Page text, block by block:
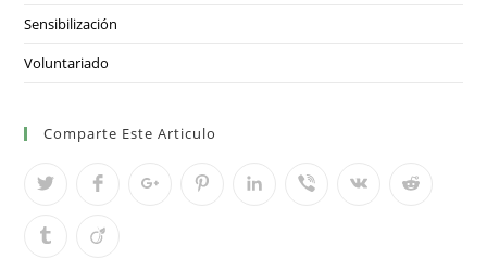
Sensibilización
Voluntariado
Comparte Este Articulo